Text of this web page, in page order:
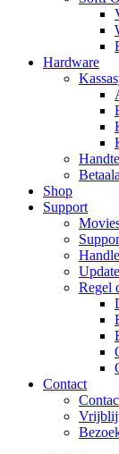
Hardware
Shop
Support
Regel
Contact